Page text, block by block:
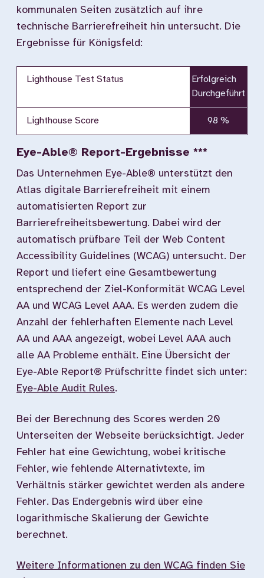
kommunalen Seiten zusätzlich auf ihre
technische Barrierefreiheit hin untersucht. Die
Ergebnisse für Königsfeld:
Lighthouse Test Status
Erfolgreich
Durchgeführt
Lighthouse Score 98 %
Eye-Able® Report-Ergebnisse ***
Das Unternehmen Eye-Able® unterstützt den
Atlas digitale Barrierefreiheit mit einem
automatisierten Report zur
Barrierefreiheitsbewertung. Dabei wird der
automatisch prüfbare Teil der Web Content
Accessibility Guidelines (WCAG) untersucht. Der
Report und liefert eine Gesamtbewertung
entsprechend der Ziel-Konformität WCAG Level
AA und WCAG Level AAA. Es werden zudem die
Anzahl der fehlerhaften Elemente nach Level
AA und AAA angezeigt, wobei Level AAA auch
alle AA Probleme enthält. Eine Übersicht der
Eye-Able Report® Prüfschritte findet sich unter:
Eye-Able Audit Rules.
Bei der Berechnung des Scores werden 20
Unterseiten der Webseite berücksichtigt. Jeder
Fehler hat eine Gewichtung, wobei kritische
Fehler, wie fehlende Alternativtexte, im
Verhältnis stärker gewichtet werden als andere
Fehler. Das Endergebnis wird über eine
logarithmische Skalierung der Gewichte
berechnet.
Weitere Informationen zu den WCAG finden Sie